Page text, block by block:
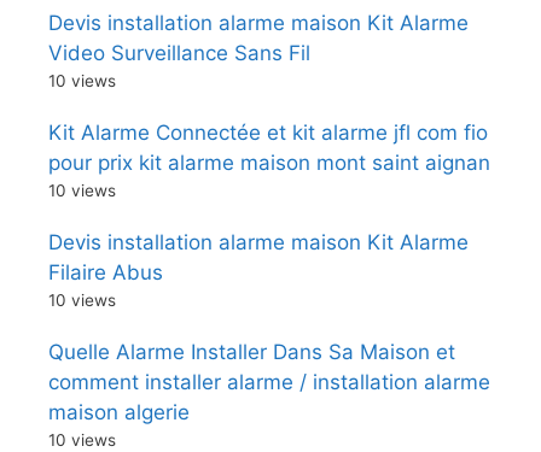
Devis installation alarme maison Kit Alarme
Video Surveillance Sans Fil
10 views
Kit Alarme Connectée et kit alarme jfl com fio
pour prix kit alarme maison mont saint aignan
10 views
Devis installation alarme maison Kit Alarme
Filaire Abus
10 views
Quelle Alarme Installer Dans Sa Maison et
comment installer alarme / installation alarme
maison algerie
10 views